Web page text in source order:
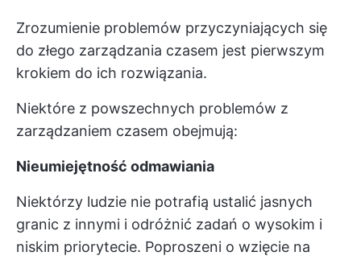
Zrozumienie problemów przyczyniających się
do złego zarządzania czasem jest pierwszym
krokiem do ich rozwiązania.
Niektóre z powszechnych problemów z
zarządzaniem czasem obejmują:
Nieumiejętność odmawiania
Niektórzy ludzie nie potrafią ustalić jasnych
granic z innymi i odróżnić zadań o wysokim i
niskim priorytecie. Poproszeni o wzięcie na